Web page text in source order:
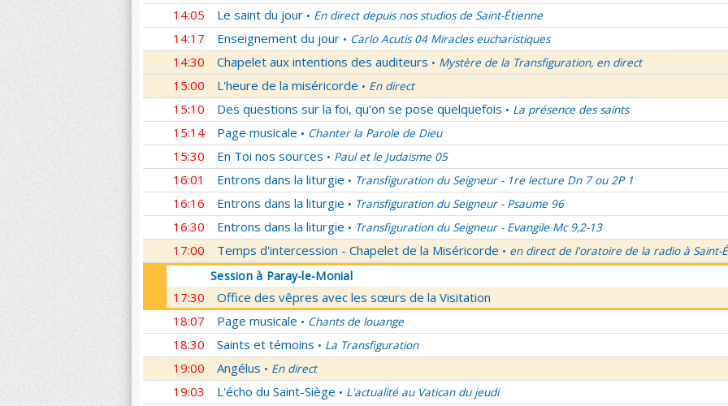
14:05 Le saint du jour • En direct depuis nos studios de Saint-Étienne
14:17 Enseignement du jour • Carlo Acutis 04 Miracles eucharistiques
14:30 Chapelet aux intentions des auditeurs • Mystère de la Transfiguration, en direct
15:00 L'heure de la miséricorde • En direct
15:10 Des questions sur la foi, qu'on se pose quelquefois • La présence des saints
15:14 Page musicale • Chanter la Parole de Dieu
15:30 En Toi nos sources • Paul et le Judaïsme 05
16:01 Entrons dans la liturgie • Transfiguration du Seigneur - 1re lecture Dn 7 ou 2P 1
16:16 Entrons dans la liturgie • Transfiguration du Seigneur - Psaume 96
16:30 Entrons dans la liturgie • Transfiguration du Seigneur - Evangile Mc 9,2-13
17:00 Temps d'intercession - Chapelet de la Miséricorde • en direct de l'oratoire de la radio à Saint-
Session à Paray-le-Monial
17:30
Office des vêpres avec les sœurs de la Visitation
18:07
Page musicale • Chants de louange
18:30 Saints et témoins • La Transfiguration
19:00 Angélus • En direct
19:03 L'écho du Saint-Siège • L'actualité au Vatican du jeudi